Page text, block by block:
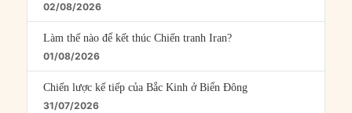
02/08/2026
Làm thế nào để kết thúc Chiến tranh Iran?
01/08/2026
Chiến lược kế tiếp của Bắc Kinh ở Biển Đông
31/07/2026